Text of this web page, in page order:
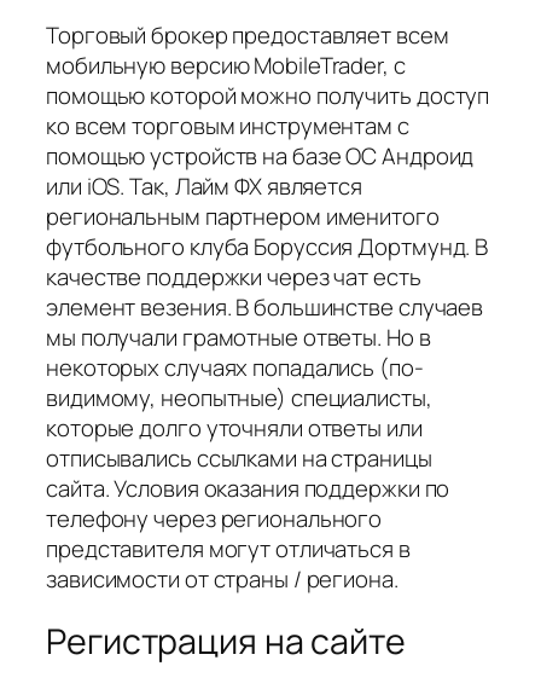
Торговый брокер предоставляет всем
мобильную версию MobileTrader, с
помощью которой можно получить доступ
ко всем торговым инструментам с
помощью устройств на базе ОС Андроид
или iOS. Так, Лайм ФХ является
региональным партнером именитого
футбольного клуба Боруссия Дортмунд. В
качестве поддержки через чат есть
элемент везения. В большинстве случаев
мы получали грамотные ответы. Но в
некоторых случаях попадались (по-
видимому, неопытные) специалисты,
которые долго уточняли ответы или
отписывались ссылками на страницы
сайта. Условия оказания поддержки по
телефону через регионального
представителя могут отличаться в
зависимости от страны / региона.
Регистрация на сайте